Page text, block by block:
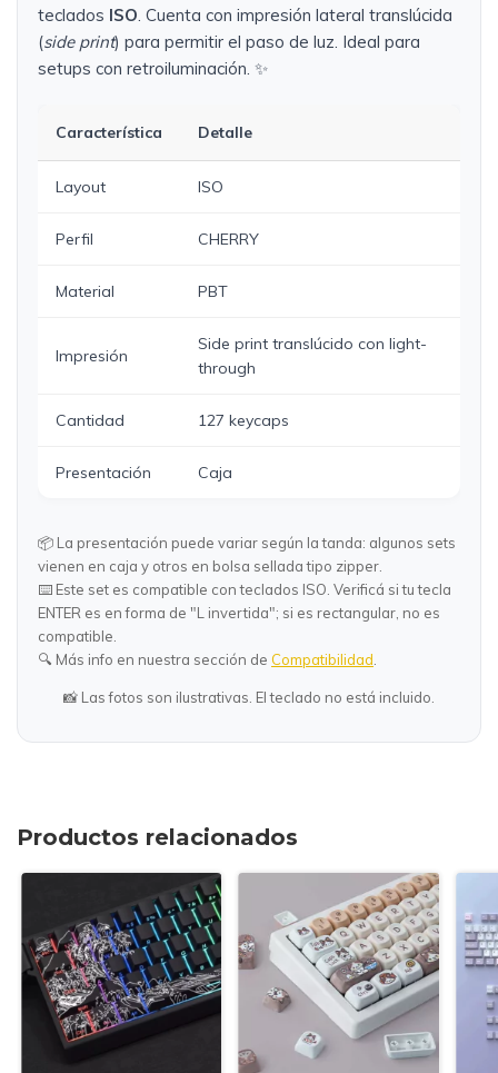
teclados ISO. Cuenta con impresión lateral translúcida
(side print) para permitir el paso de luz. Ideal para
setups con retroiluminación. ✨
Característica Detalle
Layout ISO
Perfil CHERRY
Material PBT
Impresión
Side print translúcido con light-
through
Cantidad 127 keycaps
Presentación Caja
📦 La presentación puede variar según la tanda: algunos sets
vienen en caja y otros en bolsa sellada tipo zipper.
⌨️ Este set es compatible con teclados ISO. Verificá si tu tecla
ENTER es en forma de "L invertida"; si es rectangular, no es
compatible.
🔍 Más info en nuestra sección de Compatibilidad
📸 Las fotos son ilustrativas. El teclado no está incluido.
Productos relacionados